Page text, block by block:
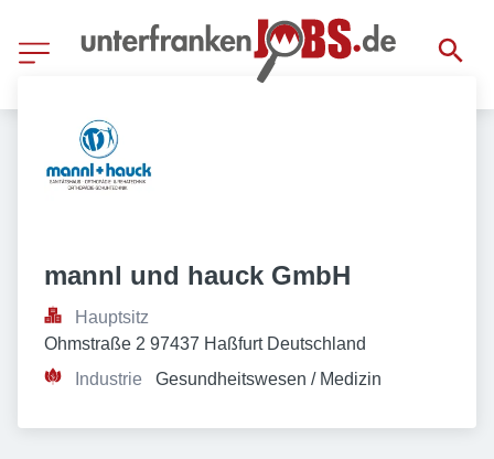
mannl und hauck GmbH
Hauptsitz
Ohmstraße 2 97437 Haßfurt Deutschland
Industrie
Gesundheitswesen / Medizin